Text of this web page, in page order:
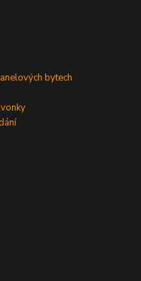
bytech